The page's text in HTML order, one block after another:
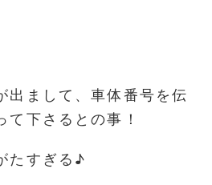
出まして、車体番号を伝
て下さるとの事！
たすぎる♪